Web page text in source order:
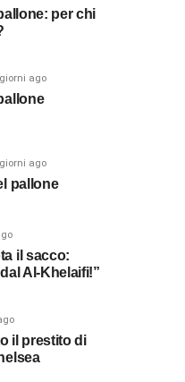
per chi
ago
ago
pallone
il sacco:
Al-Khelaifi!”
il prestito di